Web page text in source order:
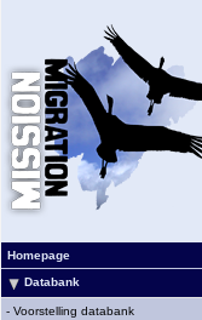
Homepage
Databank
- Voorstelling databank